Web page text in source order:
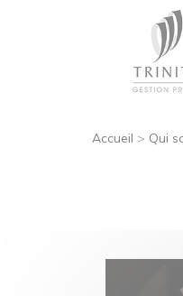
Accueil > Qui